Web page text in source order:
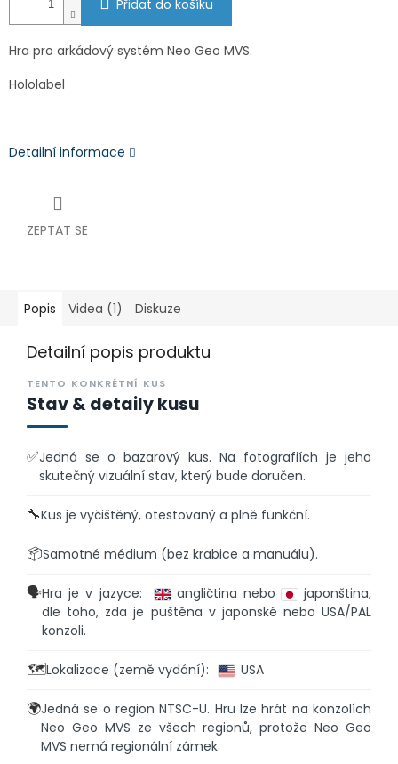
Přidat do košíku
Hra pro arkádový systém Neo Geo MVS.
Hololabel
Detailní informace
ZEPTAT SE
Popis Videa (1) Diskuze
Detailní popis produktu
TENTO KONKRÉTNÍ KUS
Stav & detaily kusu
✅Jedná se o bazarový kus. Na fotografiích je jeho
skutečný vizuální stav, který bude doručen.
🔧Kus je vyčištěný, otestovaný a plně funkční.
📦Samotné médium (bez krabice a manuálu).
🗣️Hra je v jazyce: angličtina nebo
japonština,
dle toho, zda je puštěna v japonské nebo USA/PAL
konzoli.
🗺️Lokalizace (země vydání): USA
🌍Jedná se o region NTSC-U. Hru lze hrát na konzolích
Neo Geo MVS ze všech regionů, protože Neo Geo
MVS nemá regionální zámek.